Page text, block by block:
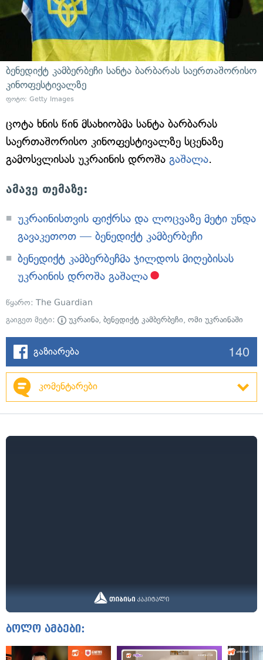
ბენედიქტ კამბერბეჩი სანტა ბარბარას საერთაშორისო
კინოფესტივალზე
ფოტო: Getty Images
ცოტა ხნის წინ მსახიობმა სანტა ბარბარას
საერთაშორისო კინოფესტივალზე სცენაზე
გამოსვლისას უკრაინის დროშა გაშალა.
ამავე თემაზე:
უკრაინისთვის ფიქრსა და ლოცვაზე მეტი უნდა
გავაკეთოთ — ბენედიქტ კამბერბეჩი
ბენედიქტ კამბერბეჩმა ჯილდოს მიღებისას
უკრაინის დროშა გაშალა
წყარო: The Guardian
გაიგეთ მეტი:
უკრაინა, ბენედიქტ კამბერბეჩი, ომი უკრაინაში
გაზიარება 140
კომენტარები
ბოლო ამბები: